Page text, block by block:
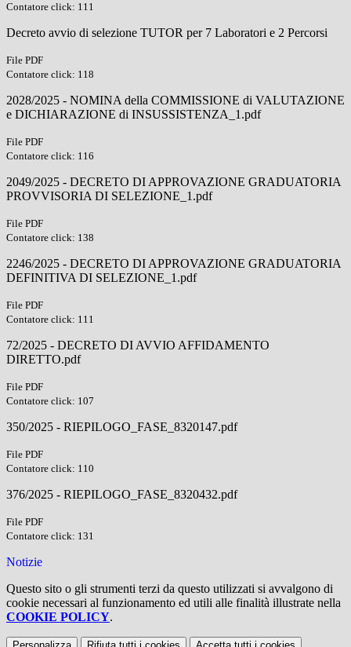
Contatore click: 111
Decreto avvio di selezione TUTOR per 7 Laboratori e 2 Percorsi
File PDF
Contatore click: 118
2028/2025 - NOMINA della COMMISSIONE di VALUTAZIONE
e DICHIARAZIONE di INSUSSISTENZA_1.pdf
File PDF
Contatore click: 116
2049/2025 - DECRETO DI APPROVAZIONE GRADUATORIA
PROVVISORIA DI SELEZIONE_1.pdf
File PDF
Contatore click: 138
2246/2025 - DECRETO DI APPROVAZIONE GRADUATORIA
DEFINITIVA DI SELEZIONE_1.pdf
File PDF
Contatore click: 111
72/2025 - DECRETO DI AVVIO AFFIDAMENTO
DIRETTO.pdf
File PDF
Contatore click: 107
350/2025 - RIEPILOGO_FASE_8320147.pdf
File PDF
Contatore click: 110
376/2025 - RIEPILOGO_FASE_8320432.pdf
File PDF
Contatore click: 131
Notizie
Questo sito o gli strumenti terzi da questo utilizzati si avvalgono di
cookie necessari al funzionamento ed utili alle finalità illustrate nella
COOKIE POLICY.